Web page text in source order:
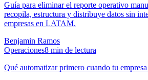
Guía para eliminar el reporte operativo
recopila, estructura y distribuye datos sin
empresas en LATAM.
Benjamin Ramos
Operaciones8 min de lectura
Qué automatizar primero cuando tu